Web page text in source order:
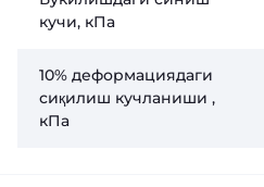
кучи, кПа
10% деформациядаги
сиқилиш кучланиши ,
кПа